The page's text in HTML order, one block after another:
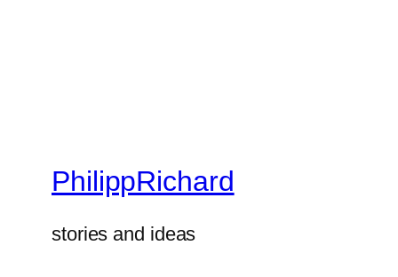
PhilippRichard
stories and ideas